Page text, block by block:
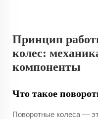
Принцип
колес:
компоненты
Что такое
Поворотные колеса —